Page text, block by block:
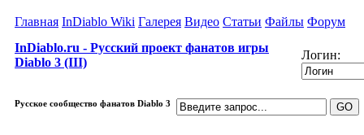
Главная InDiablo Wiki Галерея Видео Статьи Файлы Форум
InDiablo.ru - Русский проект фанатов игры
Diablo 3 (III)
Логин:
Русское сообщество фанатов Diablo 3